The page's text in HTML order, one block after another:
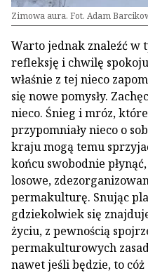
Zimowa aura. Fot. Adam
Warto jednak znaleźć w
refleksję i chwilę
właśnie z tej nieco
się nowe pomysły.
nieco. Śnieg i mróz,
przypomniały nieco o
kraju mogą temu
końcu swobodnie
losowe,
permakulturę. Snując
gdziekolwiek się
życiu, z pewnością
permakulturowych
nawet jeśli będzie, to